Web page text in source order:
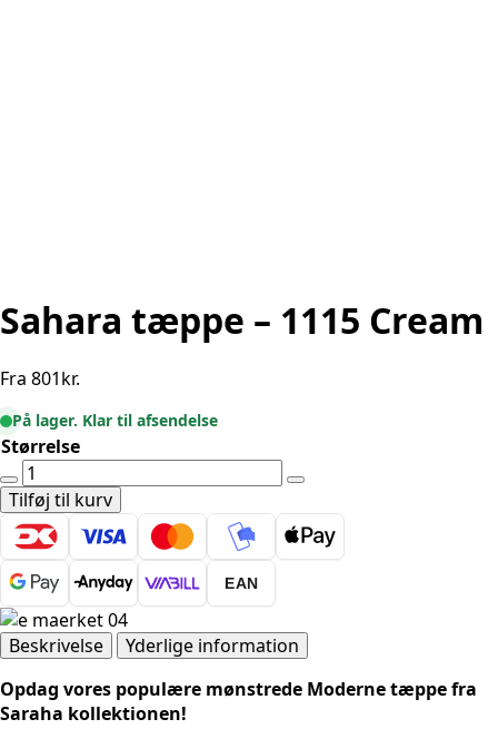
Sahara tæppe – 1115 Cream
Fra 801kr.
På lager. Klar til afsendelse
Størrelse
Sahara
tæppe
-
1115
Cream
antal
Tilføj til kurv
EAN
Beskrivelse
Yderlige information
Opdag vores populære mønstrede Moderne tæppe fra
Saraha kollektionen!